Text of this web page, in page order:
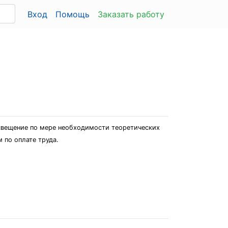
Вход Помощь Заказать работу
по мере необходимости теоретических
по оплате труда.